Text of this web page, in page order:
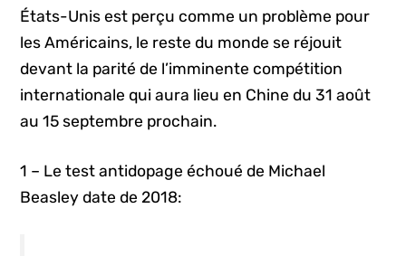
États-Unis est perçu comme un problème pour
les Américains, le reste du monde se réjouit
devant la parité de l’imminente compétition
internationale qui aura lieu en Chine du 31 août
au 15 septembre prochain.
1 – Le test antidopage échoué de Michael
Beasley date de 2018: